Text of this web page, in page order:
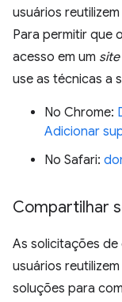
usuários
Para permitir que
acesso em um site
use as técnicas a
No Chrome:
Adicionar
No Safari:
Compartilhar
As solicitações
usuários reutilizem
soluções para